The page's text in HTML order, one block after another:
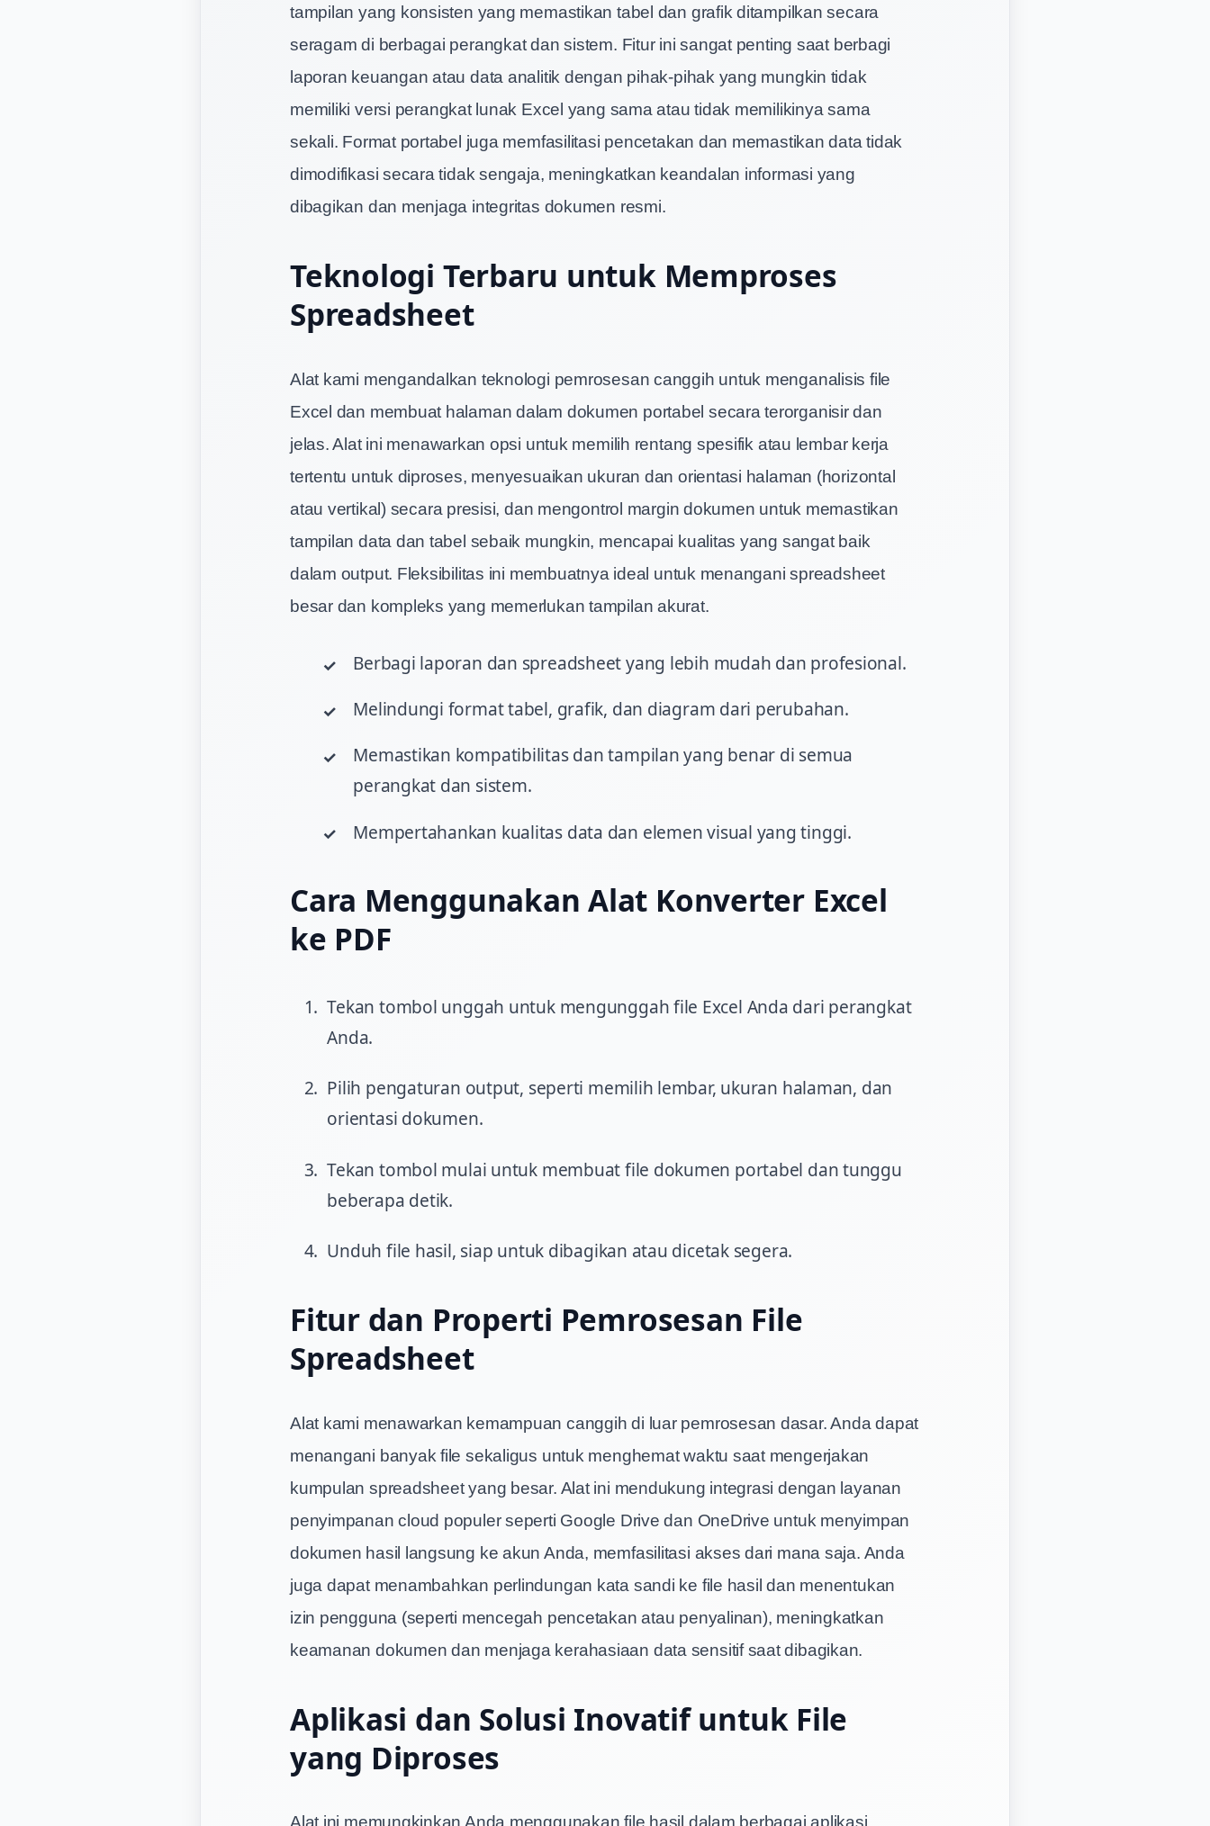
tampilan yang konsisten yang memastikan tabel dan grafik ditampilkan secara
seragam di berbagai perangkat dan sistem. Fitur ini sangat penting saat berbagi
laporan keuangan atau data analitik dengan pihak-pihak yang mungkin tidak
memiliki versi perangkat lunak Excel yang sama atau tidak memilikinya sama
sekali. Format portabel juga memfasilitasi pencetakan dan memastikan data tidak
dimodifikasi secara tidak sengaja, meningkatkan keandalan informasi yang
dibagikan dan menjaga integritas dokumen resmi.
Teknologi Terbaru untuk Memproses
Spreadsheet
Alat kami mengandalkan teknologi pemrosesan canggih untuk menganalisis file
Excel dan membuat halaman dalam dokumen portabel secara terorganisir dan
jelas. Alat ini menawarkan opsi untuk memilih rentang spesifik atau lembar kerja
tertentu untuk diproses, menyesuaikan ukuran dan orientasi halaman (horizontal
atau vertikal) secara presisi, dan mengontrol margin dokumen untuk memastikan
tampilan data dan tabel sebaik mungkin, mencapai kualitas yang sangat baik
dalam output. Fleksibilitas ini membuatnya ideal untuk menangani spreadsheet
besar dan kompleks yang memerlukan tampilan akurat.
Berbagi laporan dan spreadsheet yang lebih mudah dan profesional.
Melindungi format tabel, grafik, dan diagram dari perubahan.
Memastikan kompatibilitas dan tampilan yang benar di semua
perangkat dan sistem.
Mempertahankan kualitas data dan elemen visual yang tinggi.
Cara Menggunakan Alat Konverter Excel
ke PDF
Tekan tombol unggah untuk mengunggah file Excel Anda dari perangkat
Anda.
Pilih pengaturan output, seperti memilih lembar, ukuran halaman, dan
orientasi dokumen.
Tekan tombol mulai untuk membuat file dokumen portabel dan tunggu
beberapa detik.
Unduh file hasil, siap untuk dibagikan atau dicetak segera.
Fitur dan Properti Pemrosesan File
Spreadsheet
Alat kami menawarkan kemampuan canggih di luar pemrosesan dasar. Anda dapat
menangani banyak file sekaligus untuk menghemat waktu saat mengerjakan
kumpulan spreadsheet yang besar. Alat ini mendukung integrasi dengan layanan
penyimpanan cloud populer seperti Google Drive dan OneDrive untuk menyimpan
dokumen hasil langsung ke akun Anda, memfasilitasi akses dari mana saja. Anda
juga dapat menambahkan perlindungan kata sandi ke file hasil dan menentukan
izin pengguna (seperti mencegah pencetakan atau penyalinan), meningkatkan
keamanan dokumen dan menjaga kerahasiaan data sensitif saat dibagikan.
Aplikasi dan Solusi Inovatif untuk File
yang Diproses
Alat ini memungkinkan Anda menggunakan file hasil dalam berbagai aplikasi